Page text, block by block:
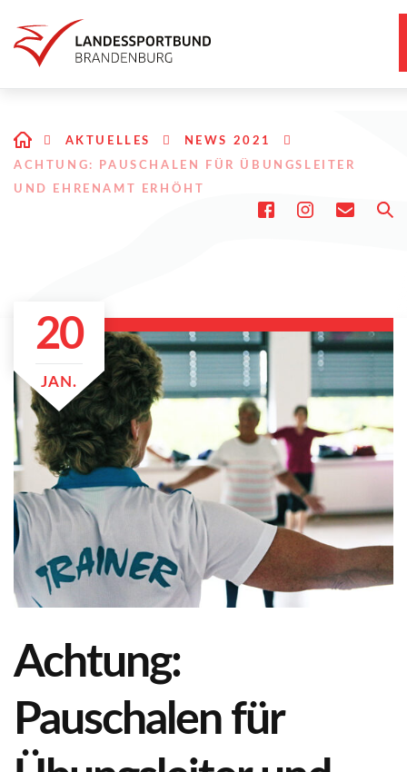
AKTUELLES NEWS 2021
ACHTUNG: PAUSCHALEN FÜR ÜBUNGSLEITER
UND EHRENAMT ERHÖHT
20
JAN.
Achtung:
Pauschalen für